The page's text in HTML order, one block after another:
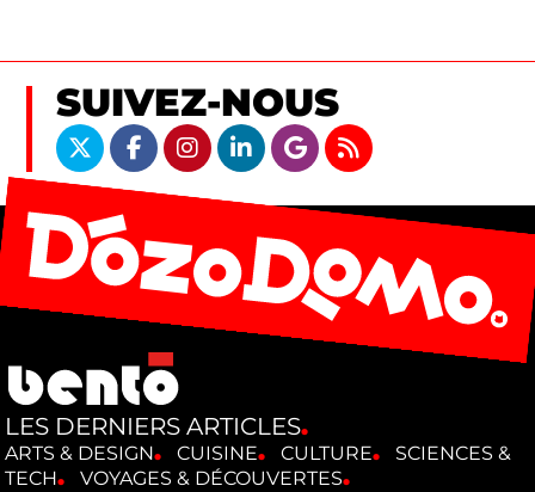
SUIVEZ-NOUS
LES DERNIERS ARTICLES
ARTS & DESIGN CUISINE CULTURE
SCIENCES &
TECH
VOYAGES & DÉCOUVERTES